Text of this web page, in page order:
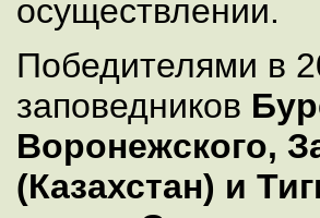
осуществлении.
Победителями в
заповедников
Воронежского,
(Казахстан) и